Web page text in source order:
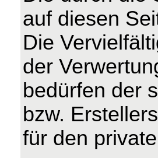
auf diesen
Die
der
bedürfen der
bzw.
für den